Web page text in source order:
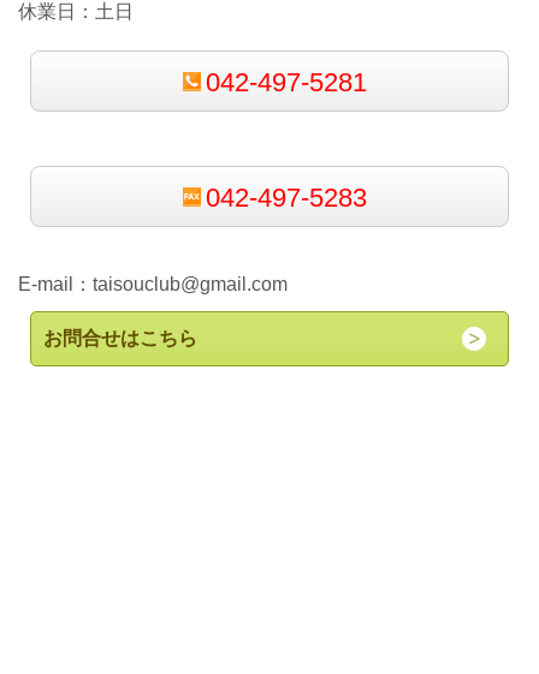
休業日：土日
042-497-5281
042-497-5283
E-mail： taisouclub@gmail.com
お問合せはこちら